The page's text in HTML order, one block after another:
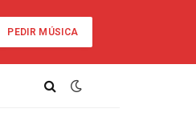
PEDIR MÚSICA